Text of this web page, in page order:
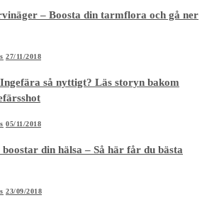
– Boosta din tarmflora och gå ner
27/11/2018
så nyttigt? Läs storyn bakom
05/11/2018
din hälsa – Så här får du bästa
23/09/2018